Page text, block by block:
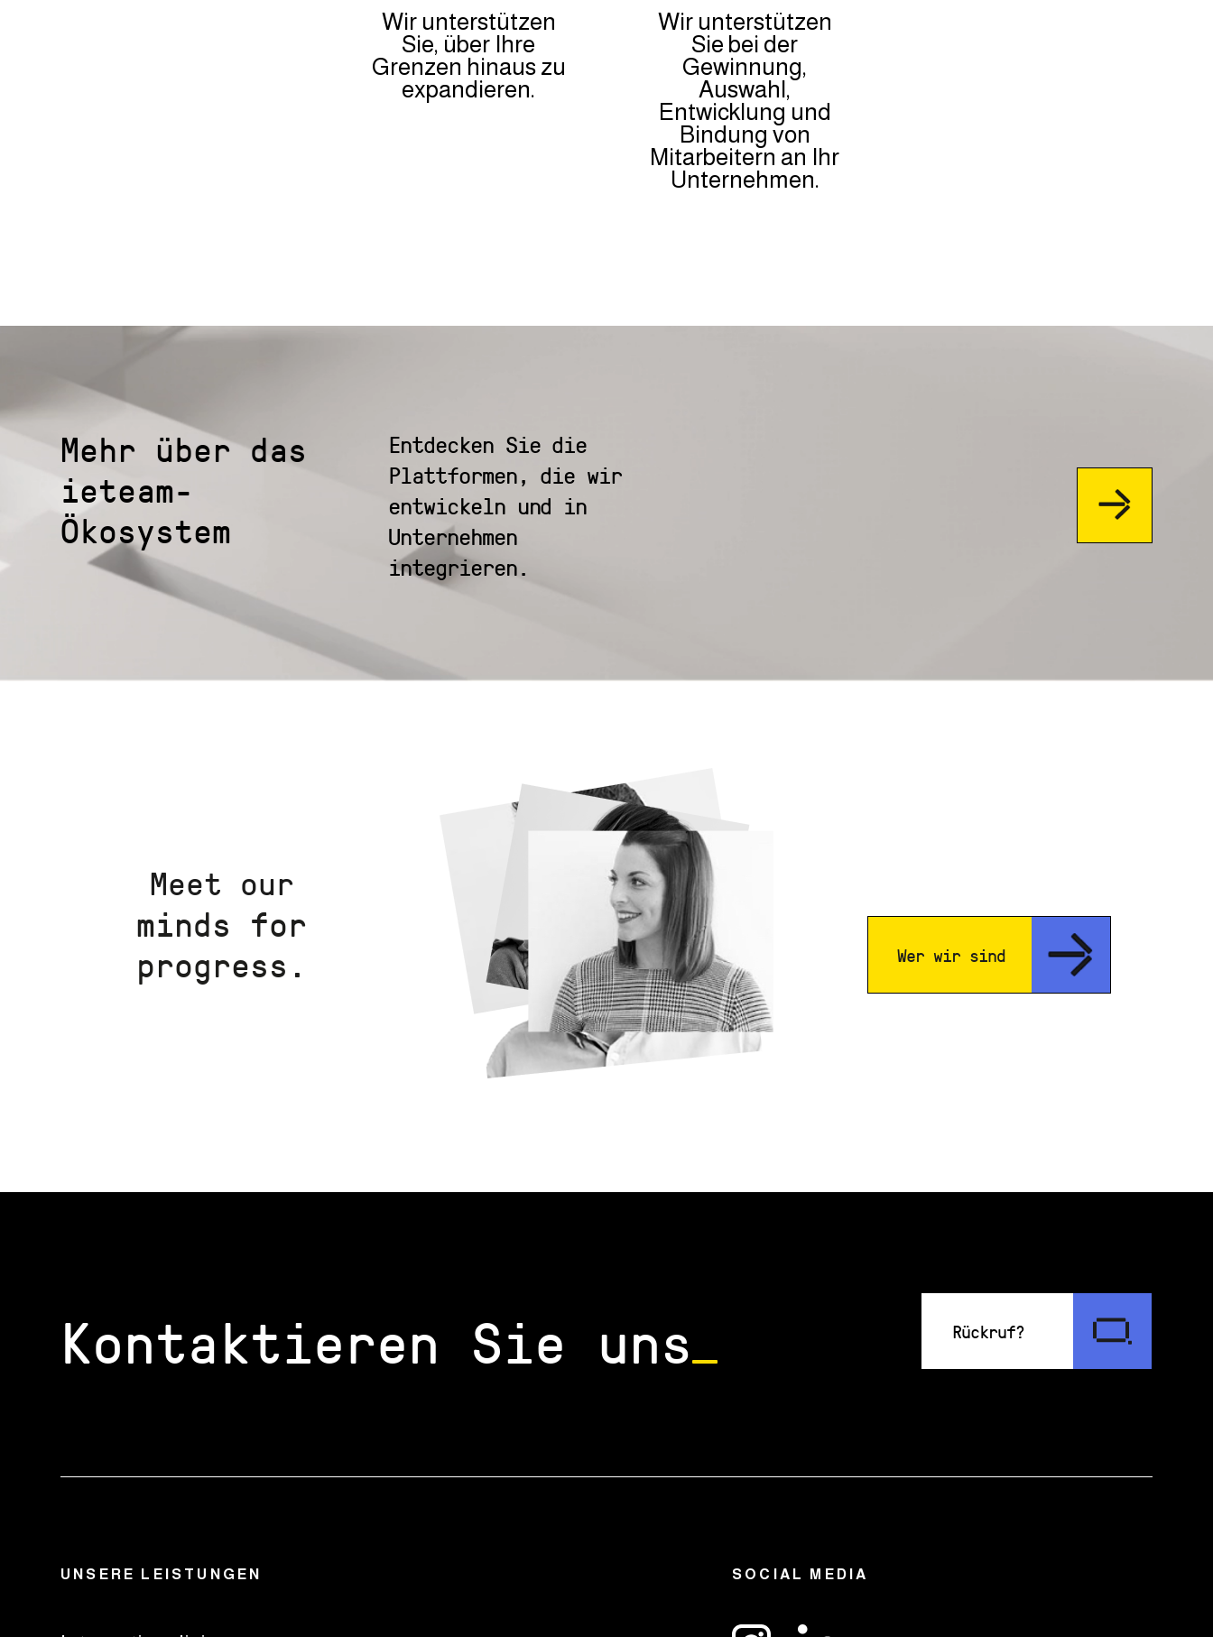
Wir unterstützen
Sie, über Ihre
Grenzen hinaus zu
expandieren.
Wir unterstützen
Sie bei der
Gewinnung,
Auswahl,
Entwicklung und
Bindung von
Mitarbeitern an Ihr
Unternehmen.
Mehr über das
ieteam-
Ökosystem
Entdecken Sie die
Plattformen, die wir
entwickeln und in
Unternehmen
integrieren.
Meet our
minds for
progress.
Wer wir sind
Kontaktieren Sie uns Rückruf?
UNSERE LEISTUNGEN SOCIAL MEDIA